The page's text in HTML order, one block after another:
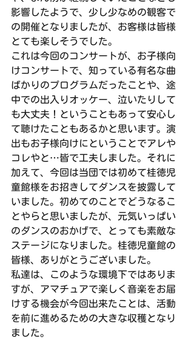
影響したようで、少し少なめの観客で
の開催となりましたが、お客様は皆様
とても楽しそうでした。
これは今回のコンサートが、お子様向
けコンサートで、知っている有名な曲
ばかりのプログラムだったことや、途
中での出入りオッケー、泣いたりして
も大丈夫！ということもあって安心し
て聴けたこともあるかと思います。演
出もお子様向けにということでアレや
コレやと…皆で工夫しました。それに
加えて、今回は当団では初めて桂徳児
童館様をお招きしてダンスを披露して
いました。初めてのことでどうなるこ
とやらと思いましたが、元気いっぱい
のダンスのおかげで、とっても素敵な
ステージになりました。桂徳児童館の
皆様、ありがとうございました。
私達は、このような環境下ではありま
すが、アマチュアで楽しく音楽をお届
けする機会が今回出来たことは、活動
を前に進めるための大きな収穫となり
ました。